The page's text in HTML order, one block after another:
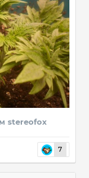
stereofox
7